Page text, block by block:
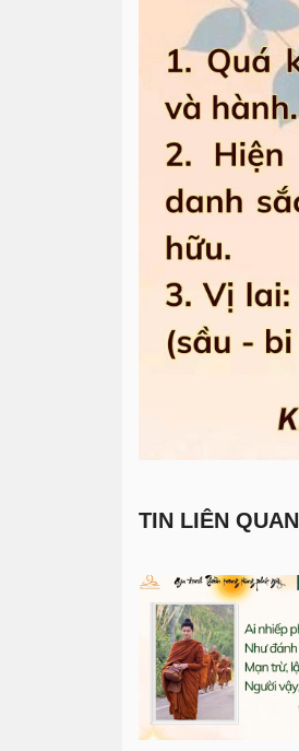
TIN LIÊN QUAN